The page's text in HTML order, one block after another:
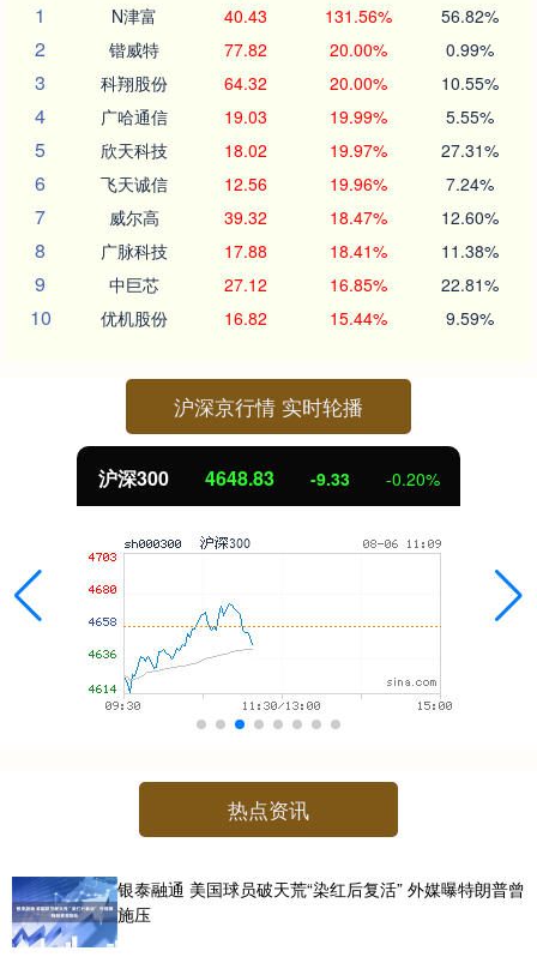
1
N津富 40.43 131.56% 56.82%
2 锴威特 77.82 20.00% 0.99%
3 科翔股份 64.32 20.00% 10.55%
4 广哈通信 19.03 19.99% 5.55%
5 欣天科技 18.02 19.97% 27.31%
6 飞天诚信 12.56 19.96% 7.24%
7 威尔高 39.32 18.47% 12.60%
8 广脉科技 17.88 18.41% 11.38%
9 中巨芯 27.12 16.85% 22.81%
10 优机股份 16.82 15.44% 9.59%
沪深京行情 实时轮播
北证50 1118.87 -0.59 -0.05%
热点资讯
银泰融通 美国球员破天荒“染红后复活” 外媒曝特朗普曾
施压